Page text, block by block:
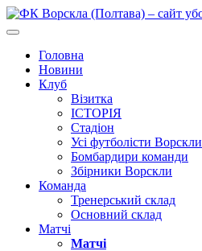
Головна
Новини
Клуб
Візитка
ІСТОРІЯ
Стадіон
Усі футболісти Ворскли
Бомбардири команди
Збірники Ворскли
Команда
Тренерський склад
Основний склад
Матчі
Матчі